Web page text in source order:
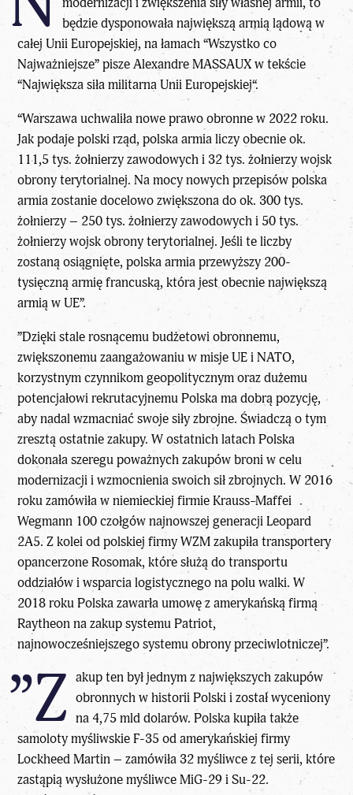
będzie dysponowała największą armią lądową w
całej Unii Europejskiej, na łamach “Wszystko co
Najważniejsze” piszeAlexandre MASSAUXw tekście
“Największa siła militarna Unii Europejskiej“.
“Warszawa uchwaliła nowe prawo obronne w 2022 roku.
Jak podaje polski rząd, polska armia liczy obecnie ok.
111,5 tys. żołnierzy zawodowych i 32 tys. żołnierzy wojsk
obrony terytorialnej. Na mocy nowych przepisów polska
armia zostanie docelowo zwiększona do ok. 300 tys.
żołnierzy – 250 tys. żołnierzy zawodowych i 50 tys.
żołnierzy wojsk obrony terytorialnej. Jeśli te liczby
zostaną osiągnięte, polska armia przewyższy 200-
tysięczną armię francuską, która jest obecnie największą
armią w UE”.
”Dzięki stale rosnącemu budżetowi obronnemu,
zwiększonemu zaangażowaniu w misje UE i NATO,
korzystnym czynnikom geopolitycznym oraz dużemu
potencjałowi rekrutacyjnemu Polska ma dobrą pozycję,
aby nadal wzmacniać swoje siły zbrojne. Świadczą o tym
zresztą ostatnie zakupy. W ostatnich latach Polska
dokonała szeregu poważnych zakupów broni w celu
modernizacji i wzmocnienia swoich sił zbrojnych. W 2016
roku zamówiła w niemieckiej firmie Krauss-Maffei
Wegmann 100 czołgów najnowszej generacji Leopard
2A5. Z kolei od polskiej firmy WZM zakupiła transportery
opancerzone Rosomak, które służą do transportu
oddziałów i wsparcia logistycznego na polu walki. W
2018 roku Polska zawarła umowę z amerykańską firmą
Raytheon na zakup systemu Patriot,
najnowocześniejszego systemu obrony przeciwlotniczej”.
”Z akup ten był jednym z największych zakupów
obronnych w historii Polski i został wyceniony
na 4,75 mld dolarów. Polska kupiła także
samoloty myśliwskie F-35 od amerykańskiej firmy
Lockheed Martin – zamówiła 32 myśliwce z tej serii, które
zastąpią wysłużone myśliwce MiG-29 i Su-22.